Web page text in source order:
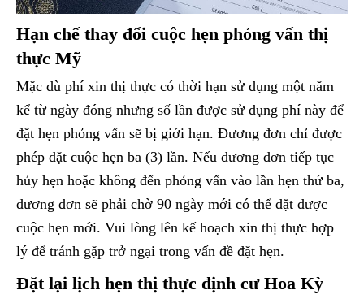
Hạn chế thay đổi cuộc hẹn phỏng vấn thị
thực Mỹ
Mặc dù phí xin thị thực có thời hạn sử dụng một năm
kể từ ngày đóng nhưng số lần được sử dụng phí này để
đặt hẹn phỏng vấn sẽ bị giới hạn. Đương đơn chỉ được
phép đặt cuộc hẹn ba (3) lần. Nếu đương đơn tiếp tục
hủy hẹn hoặc không đến phỏng vấn vào lần hẹn thứ ba,
đương đơn sẽ phải chờ 90 ngày mới có thể đặt được
cuộc hẹn mới. Vui lòng lên kế hoạch xin thị thực hợp
lý để tránh gặp trở ngại trong vấn đề đặt hẹn.
Đặt lại lịch hẹn thị thực định cư Hoa Kỳ